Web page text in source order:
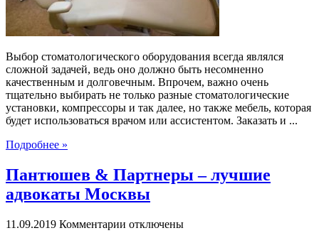
Выбор стоматологического оборудования всегда являлся
сложной задачей, ведь оно должно быть несомненно
качественным и долговечным. Впрочем, важно очень
тщательно выбирать не только разные стоматологические
установки, компрессоры и так далее, но также мебель, которая
будет использоваться врачом или ассистентом. Заказать и ...
Подробнее »
Пантюшев & Партнеры – лучшие
адвокаты Москвы
11.09.2019 Комментарии котключены